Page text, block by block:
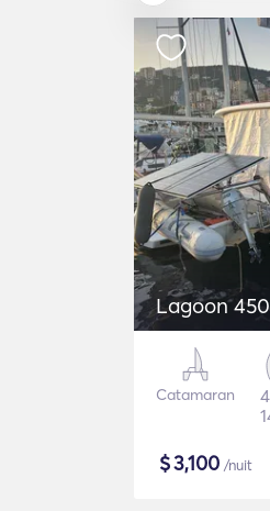
Lagoon
Catamaran
$3,100 /nuit